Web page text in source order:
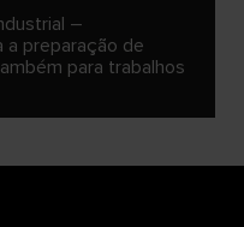
–
a preparação de
para trabalhos